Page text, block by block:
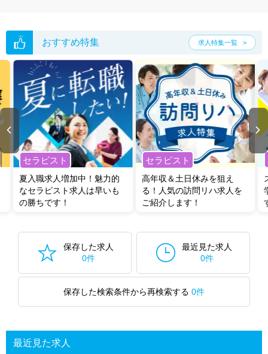
おすすめ特集 求人特集一覧
セラピスト
夏入職求人増加中！魅力的
なセラピスト求人は早いも
の勝ちです！
セラピスト
高年収＆土日休みを狙え
る！人気の訪問リハ求人を
ご紹介します！
保存した求人
0件
最近見た求人
0件
保存した検索条件から再検索する 0件
最近見た求人